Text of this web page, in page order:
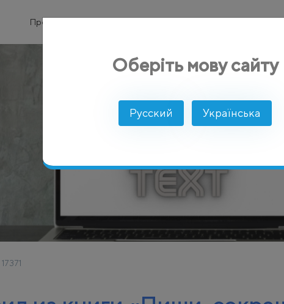
Продукты
17371
Оберіть мову сайту
Русский Українська